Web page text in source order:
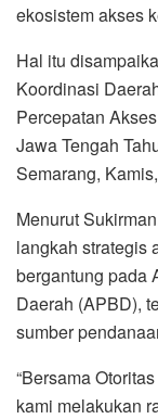
ekosistem akses
Hal itu
Koordinasi
Percepatan
Jawa Tengah
Semarang,
Menurut
langkah strategis
bergantung pada
Daerah (APBD),
sumber
“Bersama
kami melakukan